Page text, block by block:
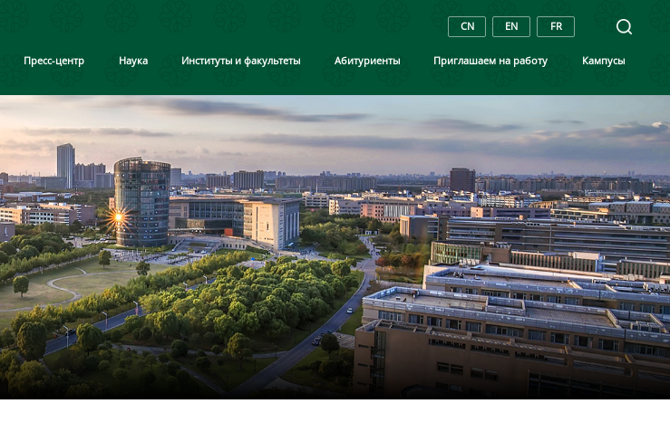
CN EN FR
Пресс-центр Наука Институты и факультеты Aбитуриенты Приглашаем на работу Кампусы